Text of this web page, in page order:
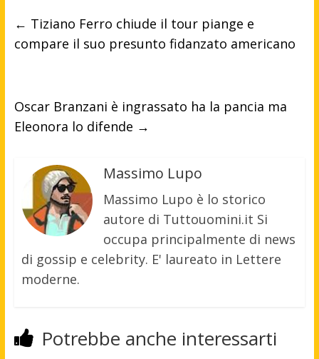
← Tiziano Ferro chiude il tour piange e
compare il suo presunto fidanzato americano
Oscar Branzani è ingrassato ha la pancia ma
Eleonora lo difende →
Massimo Lupo
Massimo Lupo è lo storico
autore di Tuttouomini.it Si
occupa principalmente di news
di gossip e celebrity. E' laureato in Lettere
moderne.
Potrebbe anche interessarti